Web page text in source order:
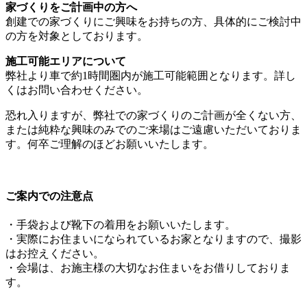
家づくりをご計画中の方へ
創建での家づくりにご興味をお持ちの方、具体的にご検討中
の方を対象としております。
施工可能エリアについて
弊社より車で約1時間圏内が施工可能範囲となります。詳し
くはお問い合わせください。
恐れ入りますが、弊社での家づくりのご計画が全くない方、
または純粋な興味のみでのご来場はご遠慮いただいておりま
す。何卒ご理解のほどお願いいたします。
ご案内での注意点
・手袋および靴下の着用をお願いいたします。
・実際にお住まいになられているお家となりますので、撮影
はお控えください。
・会場は、お施主様の大切なお住まいをお借りしておりま
す。